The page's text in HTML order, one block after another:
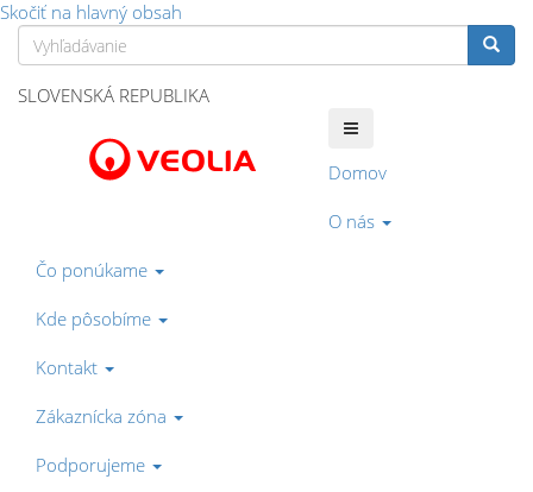
Skočiť na hlavný obsah
Vyhľadávanie
SLOVENSKÁ REPUBLIKA
Domov
O nás
Čo ponúkame
Kde pôsobíme
Kontakt
Zákaznícka zóna
Podporujeme